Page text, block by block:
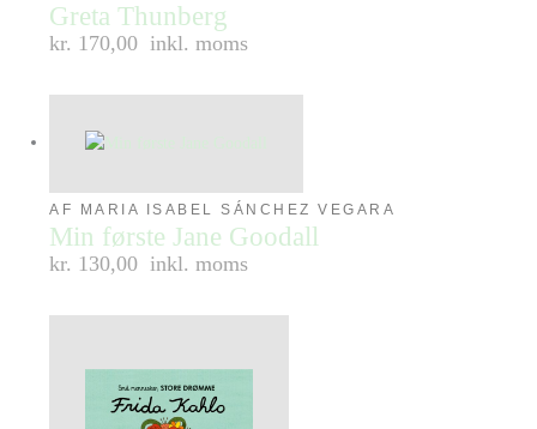
Greta Thunberg
kr. 170,00 inkl. moms
AF MARIA ISABEL SÁNCHEZ VEGARA
Min første Jane Goodall
kr. 130,00 inkl. moms